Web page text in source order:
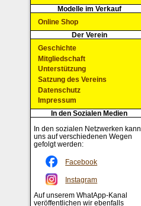
Modelle im Verkauf
Online Shop
Der Verein
Geschichte
Mitgliedschaft
Unterstützung
Satzung des Vereins
Datenschutz
Impressum
In den Sozialen Medien
In den sozialen Netzwerken kann
uns auf verschiedenen Wegen
gefolgt werden:
Facebook
Instagram
Auf unserem WhatApp-Kanal
veröffentlichen wir ebenfalls